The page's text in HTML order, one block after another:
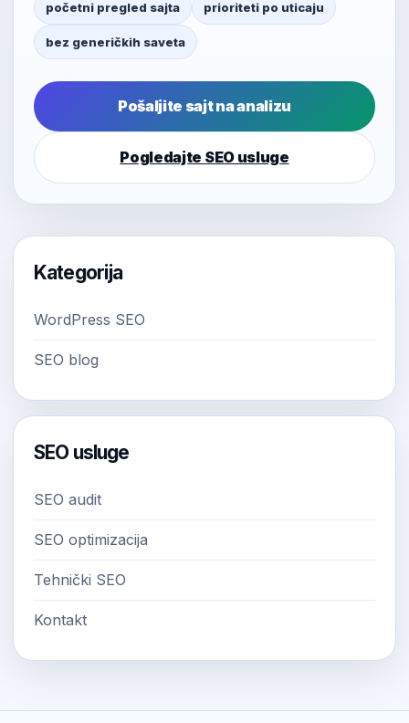
početni pregled sajta prioriteti po uticaju
bez generičkih saveta
Pošaljite sajt na analizu
Pogledajte SEO usluge
Kategorija
WordPress SEO
SEO blog
SEO usluge
SEO audit
SEO optimizacija
Tehnički SEO
Kontakt